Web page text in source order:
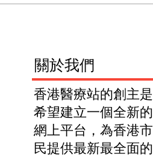
​關於我們
香港醫療站的創主是
希望建立一個全新的
網上平台，為香港市
民提供最新最全面的